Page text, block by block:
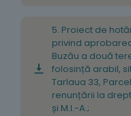
5. Proiect de
privind
Buzău a două
folosință arabil,
Tarlaua 33,
renunțării la
și M.I.-A.;